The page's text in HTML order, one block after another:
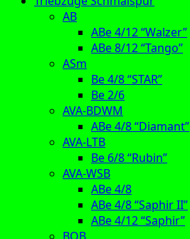
AB
ABe 4/12 “Walzer”
ABe 8/12 “Tango”
ASm
Be 4/8 “STAR”
Be 2/6
AVA-BDWM
ABe 4/8 “Diamant”
AVA-LTB
Be 6/8 “Rubin”
AVA-WSB
ABe 4/8
ABe 4/8 “Saphir II”
ABe 4/12 “Saphir”